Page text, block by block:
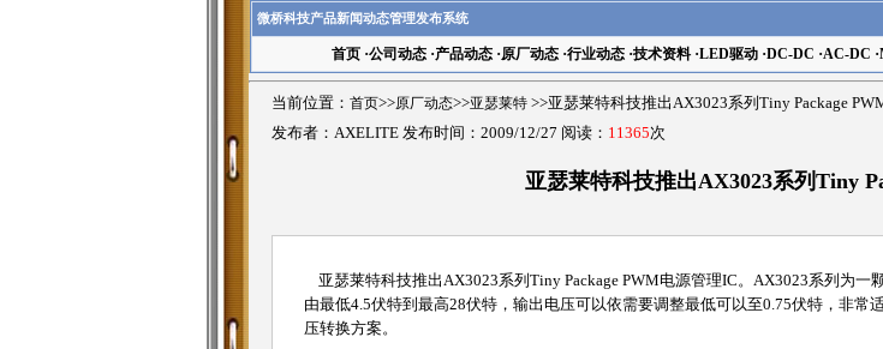
微桥科技产品新闻动态管理发布系统
首页·公司动态·产品动态·原厂动态·行业动态·技术资料·LED驱动·DC-DC ·AC-DC ·
当前位置： 首页>>原厂动态>>亚瑟莱特 >>亚瑟莱特科技推出AX3023系列Tiny Package
发布者：AXELITE 发布时间：2009/12/27 阅读： 11365次
亚瑟莱特科技推出AX3023系列Tiny
亚瑟莱特科技推出AX3023系列Tiny Package PWM电源管理IC。AX3023系列为
由最低4.5伏特到最高28伏特，输出电压可以依需要调整最低可以至0.75伏特，非常
压转换方案。